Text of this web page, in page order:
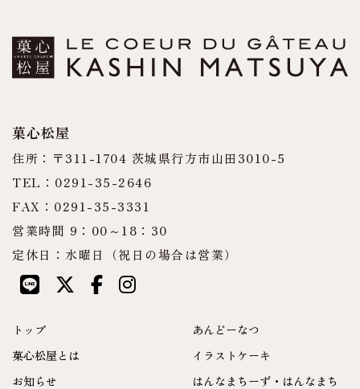
菓心松屋
住所：〒311-1704 茨城県行方市山田3010-5
TEL：0291-35-2646
FAX：0291-35-3331
営業時間 9：00～18：30
定休日：水曜日（祝日の場合は営業）
トップ
菓心松屋とは
お知らせ
あんどーなつ
イラストケーキ
はんなまちーず・はんなまち